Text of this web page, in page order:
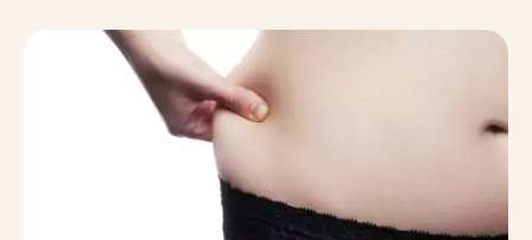
Se débarrasser de la graisse des hanches : Les